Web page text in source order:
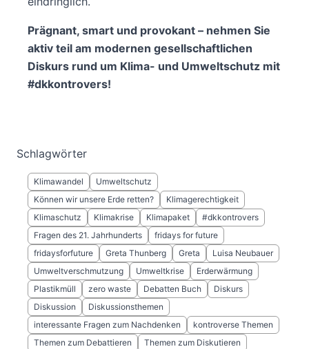
Prägnant, smart und provokant – nehmen Sie
aktiv teil am modernen gesellschaftlichen
Diskurs rund um Klima- und Umweltschutz mit
#dkkontrovers!
Schlagwörter
Klimawandel
Umweltschutz
Können wir unsere Erde retten?
Klimagerechtigkeit
Klimaschutz
Klimakrise Klimapaket
#dkkontrovers
Fragen des 21. Jahrhunderts
fridays for future
fridaysforfuture
Greta Thunberg Greta
Luisa Neubauer
Umweltverschmutzung
Umweltkrise
Erderwärmung
Plastikmüll
zero waste Debatten Buch
Diskurs
Diskussion
Diskussionsthemen
interessante Fragen zum Nachdenken
kontroverse Themen
Themen zum Debattieren
Themen zum Diskutieren